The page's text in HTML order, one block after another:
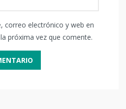
correo electrónico y web en
próxima vez que comente.